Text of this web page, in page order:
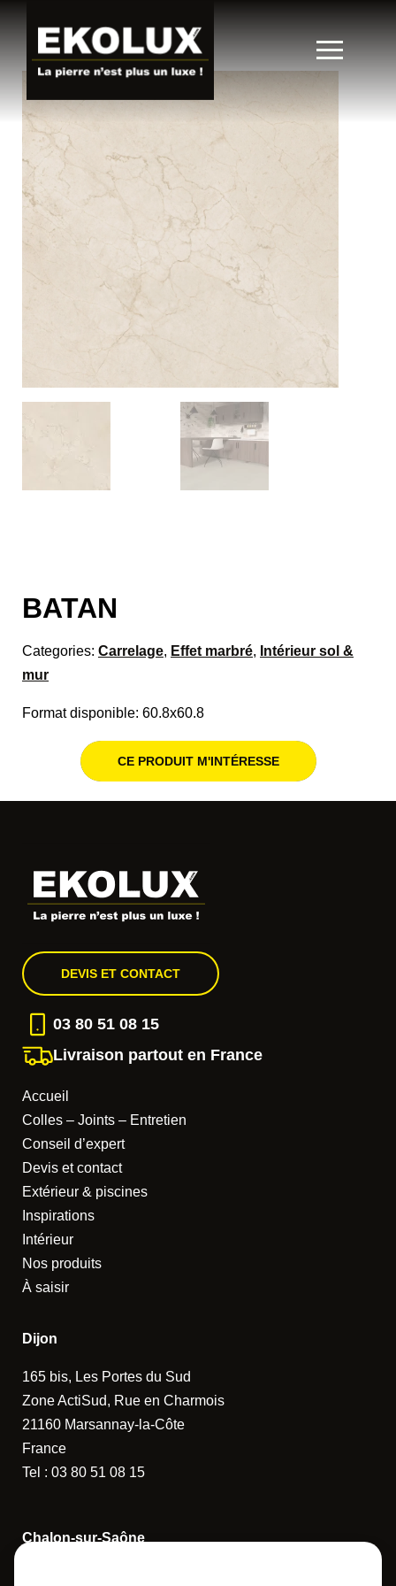
BATAN
Categories: Carrelage, Effet marbré, Intérieur sol &
mur
Format disponible: 60.8x60.8
CE PRODUIT M'INTÉRESSE
DEVIS ET CONTACT
03 80 51 08 15
Livraison partout en France
Accueil
Colles – Joints – Entretien
Conseil d’expert
Devis et contact
Extérieur & piscines
Inspirations
Intérieur
Nos produits
À saisir
Dijon
165 bis, Les Portes du Sud
Zone ActiSud, Rue en Charmois
21160 Marsannay-la-Côte
France
Tel : 03 80 51 08 15
Chalon-sur-Saône